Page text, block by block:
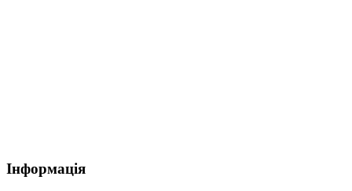
Інформація